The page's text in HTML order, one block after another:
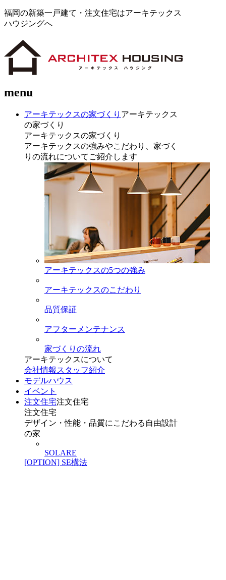
福岡の新築一戸建て・注文住宅はアーキテックス
ハウジングへ
menu
アーキテックスの家づくり アーキテックス
の家づくり
アーキテックスの家づくり
アーキテックスの強みやこだわり、家づく
りの流れについてご紹介します
アーキテックスの5つの強み
アーキテックスのこだわり
品質保証
アフターメンテナンス
家づくりの流れ
アーキテックスについて
会社情報 スタッフ紹介
モデルハウス
イベント
注文住宅注文住宅
注文住宅
デザイン・性能・品質にこだわる自由設計
の家
SOLARE
[OPTION] SE構法